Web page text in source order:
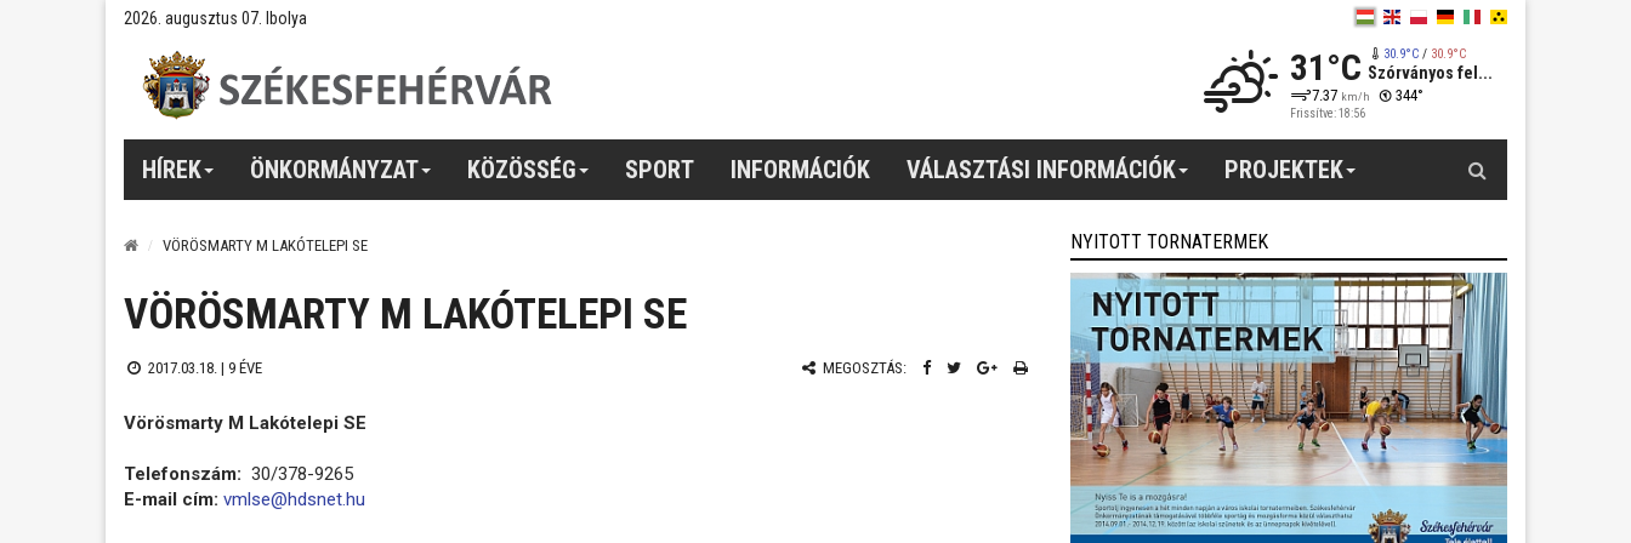
2026. augusztus 07. Ibolya
31°C 30.9°C/ 30.9°C
Szórványos fel...
7.37 km/h 344°
Frissítve: 18:56
HÍREK ÖNKORMÁNYZAT KÖZÖSSÉG SPORT INFORMÁCIÓK VÁLASZTÁSI INFORMÁCIÓK PROJEKTEK
VÖRÖSMARTY M LAKÓTELEPI SE
VÖRÖSMARTY M LAKÓTELEPI SE
2017.03.18. | 9 ÉVE MEGOSZTÁS:
Vörösmarty M Lakótelepi SE
Telefonszám: 30/378-9265
E-mail cím: vmlse@hdsnet.hu
NYITOTT TORNATERMEK